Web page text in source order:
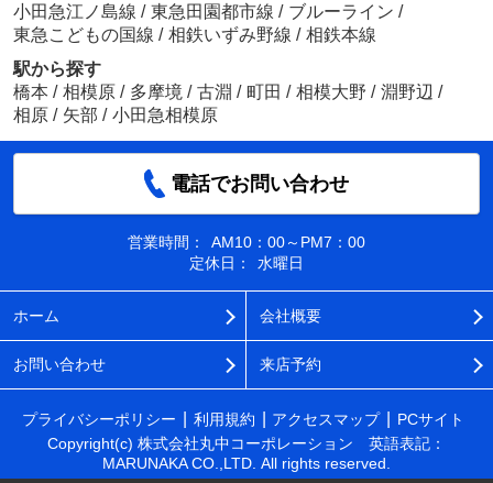
小田急江ノ島線 / 東急田園都市線 / ブルーライン /
東急こどもの国線 / 相鉄いずみ野線 / 相鉄本線
駅から探す
橋本 / 相模原 / 多摩境 / 古淵 / 町田 / 相模大野 / 淵野辺 /
相原 / 矢部 / 小田急相模原
電話でお問い合わせ
営業時間：
AM10：00～PM7：00
定休日：
水曜日
ホーム 会社概要
お問い合わせ 来店予約
プライバシーポリシー 利用規約 アクセスマップ
PCサイト
Copyright(c) 株式会社丸中コーポレーション 英語表記：
MARUNAKA CO.,LTD. All rights reserved.